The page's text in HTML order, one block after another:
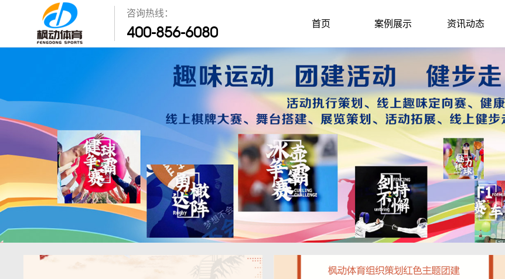
咨询热线：
400-856-6080 首页 案例展示 资讯动态